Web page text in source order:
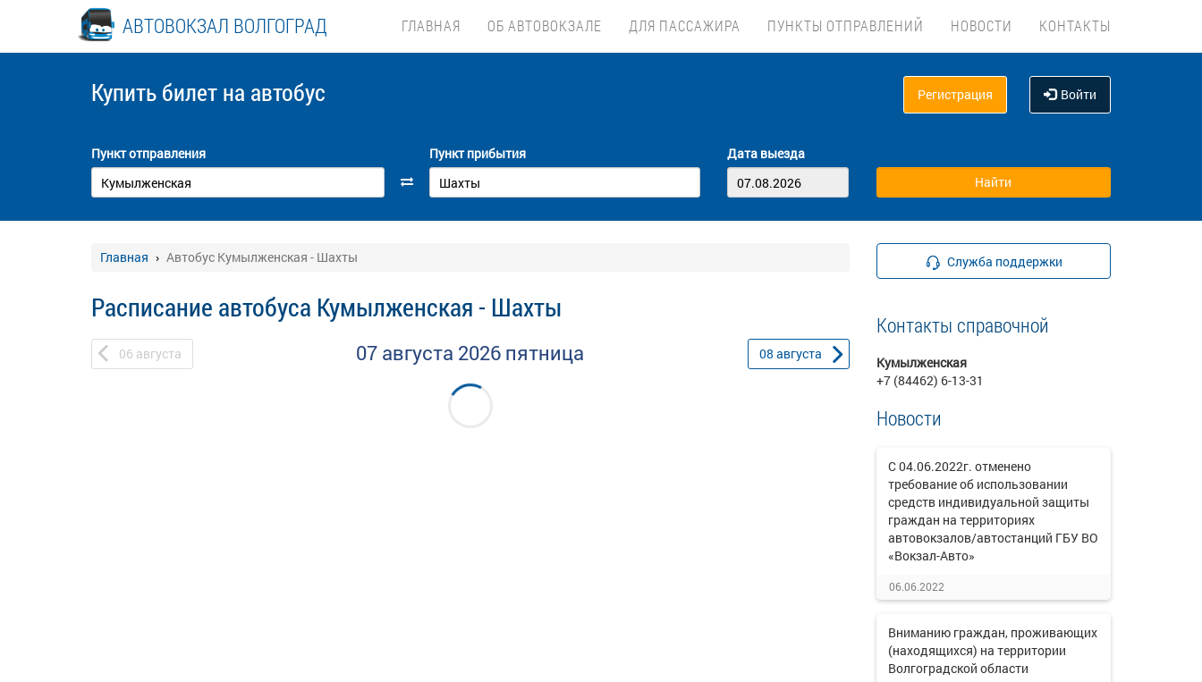
АВТОВОКЗАЛ ВОЛГОГРАД ГЛАВНАЯ ОБ АВТОВОКЗАЛЕ ДЛЯ ПАССАЖИРА ПУНКТЫ ОТПРАВЛЕНИЙ НОВОСТИ КОНТАКТЫ
Купить билет на автобус Регистрация Войти
Пункт отправления Пункт прибытия Дата выезда
Главная Автобус Кумылженская - Шахты
Расписание автобуса Кумылженская - Шахты
06 августа 07 августа 2026 пятница 08 августа
Служба поддержки
Контакты справочной
Кумылженская
+7 (84462) 6-13-31
Новости
С 04.06.2022г. отменено
требование об использовании
средств индивидуальной защиты
граждан на территориях
автовокзалов/автостанций ГБУ ВО
«Вокзал-Авто»
06.06.2022
Вниманию граждан, проживающих
(находящихся) на территории
Волгоградской области